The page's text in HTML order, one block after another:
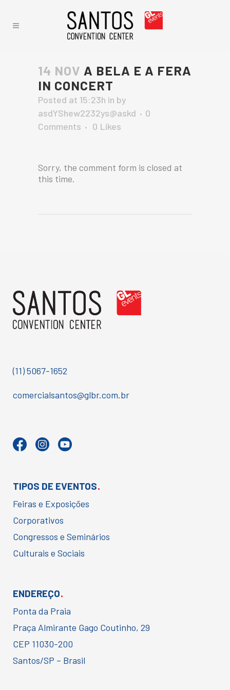
14 NOV A BELA E A FERA
IN CONCERT
Posted at 15:23h in by
asdYShew2232ys@askd
0
Comments
0 Likes
Sorry, the comment form is closed at
this time.
(11) 5067-1652
comercialsantos@glbr.com.br
TIPOS DE EVENTOS.
Feiras e Exposições
Corporativos
Congressos e Seminários
Culturais e Sociais
ENDEREÇO.
Ponta da Praia
Praça Almirante Gago Coutinho, 29
CEP 11030-200
Santos/SP – Brasil